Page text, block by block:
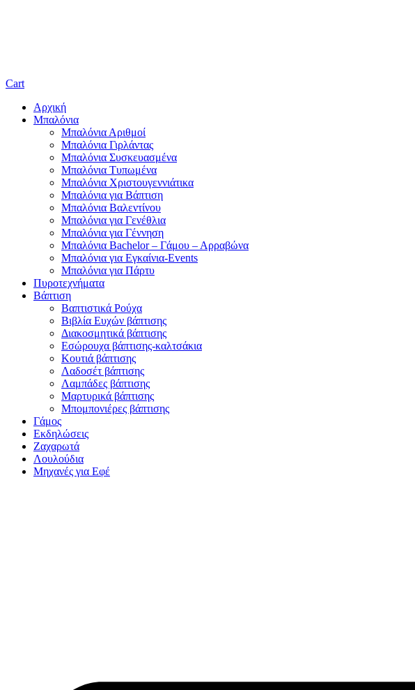
Cart
Αρχική
Μπαλόνια
Μπαλόνια Αριθμοί
Μπαλόνια Γιρλάντας
Μπαλόνια Συσκευασμένα
Μπαλόνια Τυπωμένα
Μπαλόνια Χριστουγεννιάτικα
Μπαλόνια για Βάπτιση
Μπαλόνια Βαλεντίνου
Μπαλόνια για Γενέθλια
Μπαλόνια για Γέννηση
Μπαλόνια Bachelor – Γάμου – Αρραβώνα
Μπαλόνια για Εγκαίνια-Events
Μπαλόνια για Πάρτυ
Πυροτεχνήματα
Βάπτιση
Βαπτιστικά Ρούχα
Βιβλία Ευχών βάπτισης
Διακοσμητικά βάπτισης
Εσώρουχα βάπτισης-καλτσάκια
Κουτιά βάπτισης
Λαδοσέτ βάπτισης
Λαμπάδες βάπτισης
Μαρτυρικά βάπτισης
Μπομπονιέρες βάπτισης
Γάμος
Εκδηλώσεις
Ζαχαρωτά
Λουλούδια
Μηχανές για Εφέ